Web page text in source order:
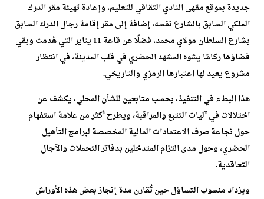
جديدة بموقع مقهى النادي الثقافي للتعليم، وإعادة تهيئة مقر الدرك
الملكي السابق بالشارع نفسه، إضافة إلى مقر إقامة رجال الدرك السابق
بشارع السلطان مولاي محمد، فضلًا عن قاعة 11 يناير التي هُدمت وبقي
فضاؤها ركامًا يشوه المشهد الحضري في قلب المدينة، في انتظار
مشروع يعيد لها اعتبارها الرمزي والتاريخي.
هذا البطء في التنفيذ، بحسب متابعين للشأن المحلي، يكشف عن
اختلالات في آليات التتبع والمراقبة، ويطرح أكثر من علامة استفهام
حول نجاعة صرف الاعتمادات المالية المخصصة لبرامج التأهيل
الحضري، وحول مدى التزام المتدخلين بدفاتر التحملات والآجال
التعاقدية.
ويزداد منسوب التساؤل حين تُقارن مدة إنجاز بعض هذه الأوراش